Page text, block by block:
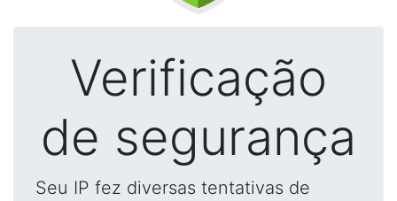
Verificação
de segurança
Seu IP fez diversas tentativas de